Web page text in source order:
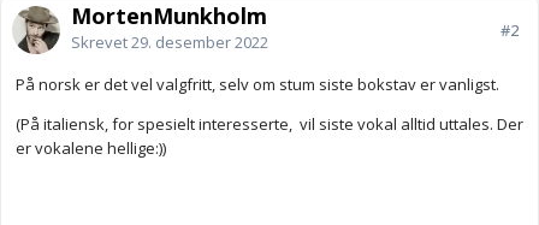
MortenMunkholm
Skrevet29. desember 2022
#2
På norsk er det vel valgfritt, selv om stum siste bokstav er vanligst.
(På italiensk, for spesielt interesserte, vil siste vokal alltid uttales. Der
er vokalene hellige:))